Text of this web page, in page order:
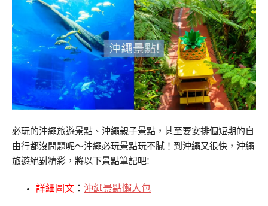
必玩的沖繩旅遊景點、沖繩親子景點，甚至要安排個短期的自
由行都沒問題呢～沖繩必玩景點玩不膩！到沖繩又很快，沖繩
旅遊絕對精彩，將以下景點筆記吧!
詳細圖文 ： 沖繩景點懶人包